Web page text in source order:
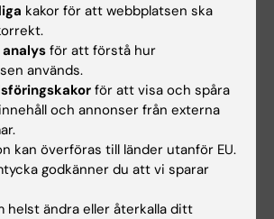
och titta på andra genetiska
vara viktiga för att belysa
På liknande sätt
vara relevant att utforska
mellan dessa olika
kakor för att webbplatsen ska
analys för att förstå hur
används.
för att visa och spåra
och annonser från externa
kan överföras till länder utanför EU.
godkänner du att vi sparar
helst ändra eller återkalla ditt